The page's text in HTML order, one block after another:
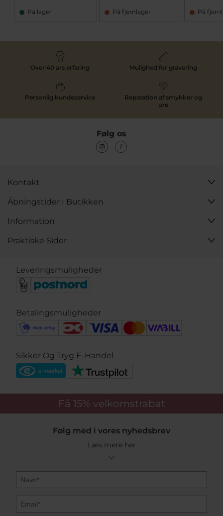
På lager På fjernlager På
Over 40 års erfaring Mulighed for gravering
Personlig kundeservice
Reparation af smykker og
ure
Følg os
Kontakt
Åbningstider I Butikken
Information
Praktiske Sider
Leveringsmuligheder
Betalingsmuligheder
Sikker Og Tryg E-Handel
Få 15% velkomstrabat
Følg med i vores nyhedsbrev
Læs mere her